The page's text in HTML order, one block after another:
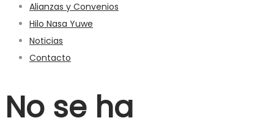
Alianzas y Convenios
Hilo Nasa Yuwe
Noticias
Contacto
No se ha